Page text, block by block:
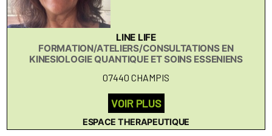
LINE LIFE
FORMATION/ATELIERS/CONSULTATIONS EN
KINESIOLOGIE QUANTIQUE ET SOINS ESSENIENS
07440 CHAMPIS
VOIR PLUS
ESPACE THERAPEUTIQUE